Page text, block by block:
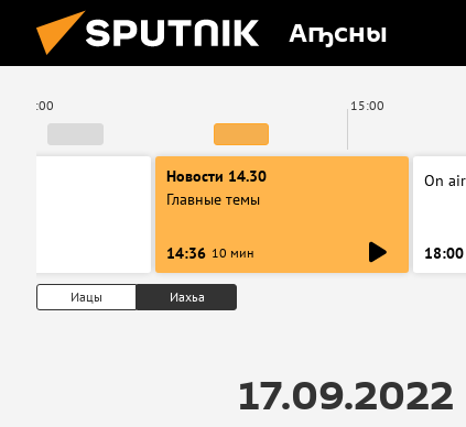
Аҧсны
14:00 15:00
Новости 14.30
Главные темы
14:36 10 мин
On air
18:00
Иацы Иахьа
17.09.2022